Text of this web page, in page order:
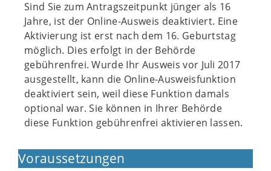
Sind Sie zum Antragszeitpunkt jünger als 16
Jahre, ist der Online-Ausweis deaktiviert. Eine
Aktivierung ist erst nach dem 16. Geburtstag
möglich. Dies erfolgt in der Behörde
gebührenfrei. Wurde Ihr Ausweis vor Juli 2017
ausgestellt, kann die Online-Ausweisfunktion
deaktiviert sein, weil diese Funktion damals
optional war. Sie können in Ihrer Behörde
diese Funktion gebührenfrei aktivieren lassen.
Voraussetzungen